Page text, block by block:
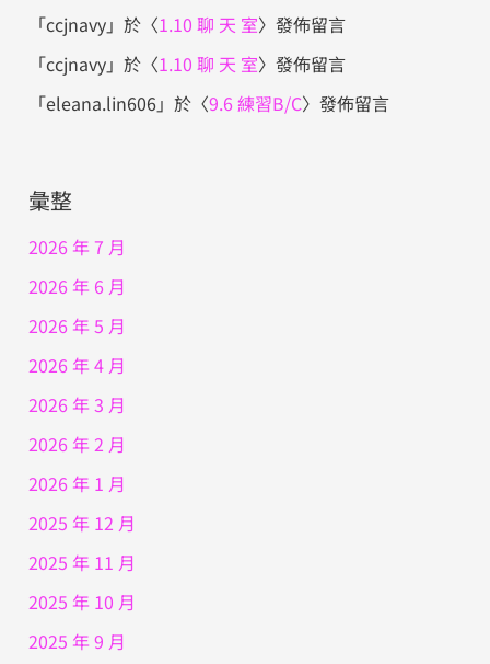
「ccjnavy」於〈1.10 聊 天 室〉發佈留言
「ccjnavy」於〈1.10 聊 天 室〉發佈留言
「eleana.lin606」於〈9.6 練習B/C〉發佈留言
彙整
2026 年 7 月
2026 年 6 月
2026 年 5 月
2026 年 4 月
2026 年 3 月
2026 年 2 月
2026 年 1 月
2025 年 12 月
2025 年 11 月
2025 年 10 月
2025 年 9 月